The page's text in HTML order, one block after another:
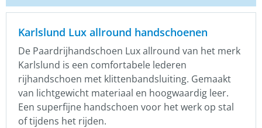
Karlslund Lux allround handschoenen
De Paardrijhandschoen Lux allround van het merk
Karlslund is een comfortabele lederen
rijhandschoen met klittenbandsluiting. Gemaakt
van lichtgewicht materiaal en hoogwaardig leer.
Een superfijne handschoen voor het werk op stal
of tijdens het rijden.